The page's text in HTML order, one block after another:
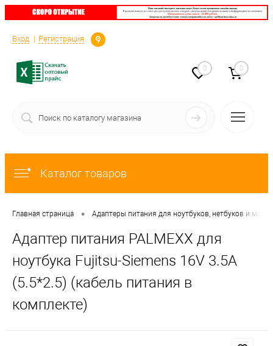
Вход Регистрация
Определение
0 0
Каталог товаров
Главная страница • Адаптеры питания для ноутбуков, нетбуков и
Адаптер питания PALMEXX для
ноутбука Fujitsu-Siemens 16V 3.5A
(5.5*2.5) (кабель питания в
комплекте)